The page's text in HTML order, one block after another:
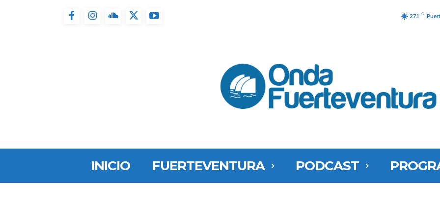
27.1 C
INICIO FUERTEVENTURA PODCAST